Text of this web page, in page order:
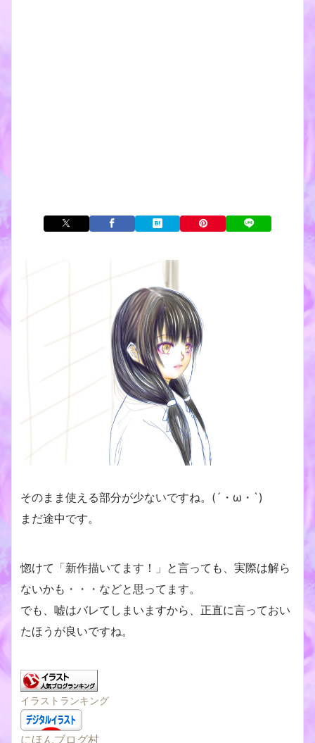
そのまま使える部分が少ないですね。(´・ω・`)
まだ途中です。
惚けて「新作描いてます！」と言っても、実際は解ら
ないかも・・・などと思ってます。
でも、嘘はバレてしまいますから、正直に言っておい
たほうが良いですね。
イラストランキング
にほんブログ村